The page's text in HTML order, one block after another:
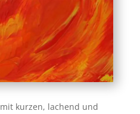
kurzen, lachend und